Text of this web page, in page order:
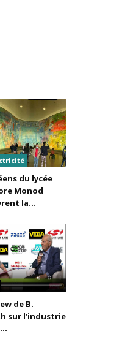
du lycée
Monod
la...
de B.
sur l’industrie